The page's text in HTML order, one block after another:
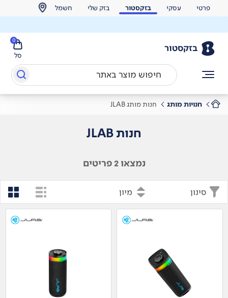
פרטי עסקי בזקסטור בזק שלי חשמל
בזקסטור
סל
0
חנויות מותג חנות מותג JLAB
חנות JLAB
נמצאו 2 פריטים
מיון סינון